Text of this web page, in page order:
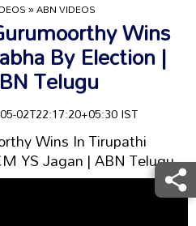
»ABN VIDEOS
Wins
By Election |
Telugu
02T22:17:20+05:30 IST
Wins In Tirupathi
YS Jagan | ABN Telugu